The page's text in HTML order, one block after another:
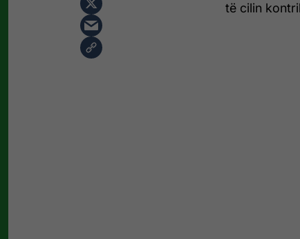
të cilin